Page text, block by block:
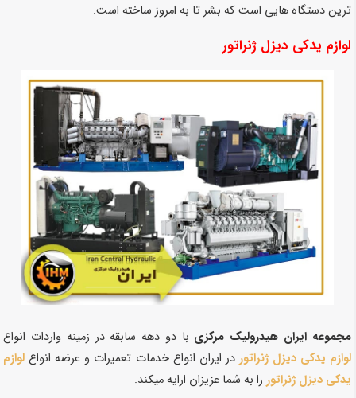
ترین دستگاه هایی است که بشر تا به امروز ساخته است.
لوازم یدکی دیزل ژنراتور
مجموعه ایران هیدرولیک مرکزی با دو دهه سابقه در زمینه واردات انواع
لوازم یدکی دیزل ژنراتور در ایران انواع خدمات تعمیرات و عرضه انواع لوازم
یدکی دیزل ژنراتور را به شما عزیزان ارایه میکند.